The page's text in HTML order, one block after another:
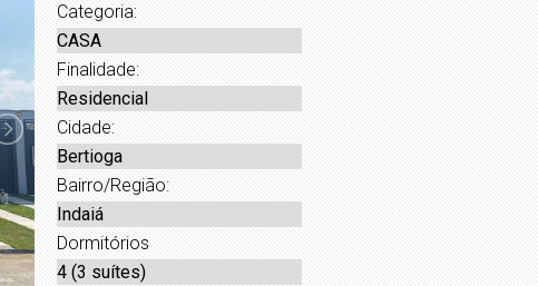
Categoria:
CASA
Finalidade:
Residencial
Cidade:
Bertioga
Bairro/Região:
Indaiá
Dormitórios
4 (3 suítes)